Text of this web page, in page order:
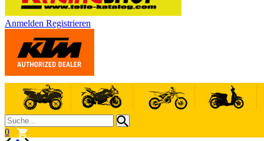
Anmelden Registrieren
0